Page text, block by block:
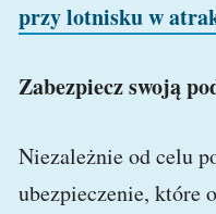
przy lotnisku w
Zabezpiecz swoją
Niezależnie od celu
ubezpieczenie, które